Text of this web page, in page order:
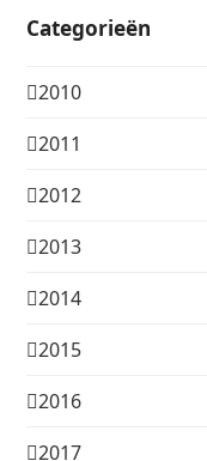
Categorieën
2010
2011
2012
2013
2014
2015
2016
2017